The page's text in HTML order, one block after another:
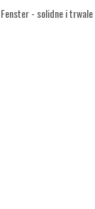
Fenster - solidne i